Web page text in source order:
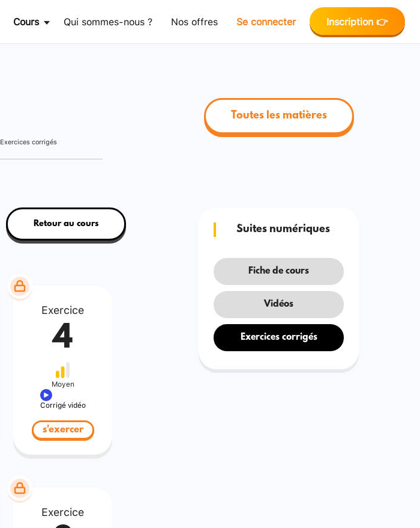
Cours Qui sommes-nous ? Nos offres Se connecter Inscription 👉
Exercices corrigés
Toutes les matières
Retour au cours
Exercice
4
Moyen
Corrigé vidéo
s'exercer
Exercice
Suites numériques
Fiche de cours
Vidéos
Exercices corrigés